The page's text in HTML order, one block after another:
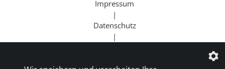
Impressum
|
Datenschutz
|